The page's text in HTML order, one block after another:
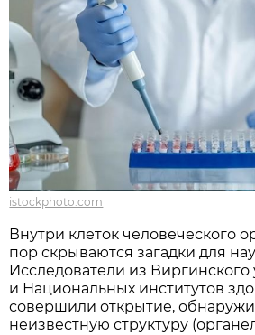
istockphoto.com
Внутри клеток человеческого
пор скрываются загадки для
Исследователи из Виргинского
и Национальных институтов
совершили открытие,
неизвестную структуру